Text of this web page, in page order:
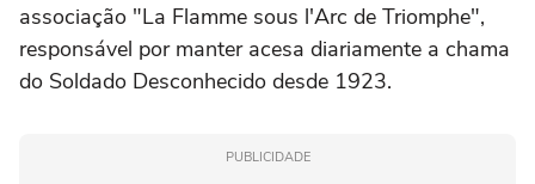
associação "La Flamme sous l'Arc de Triomphe",
responsável por manter acesa diariamente a chama
do Soldado Desconhecido desde 1923.
PUBLICIDADE